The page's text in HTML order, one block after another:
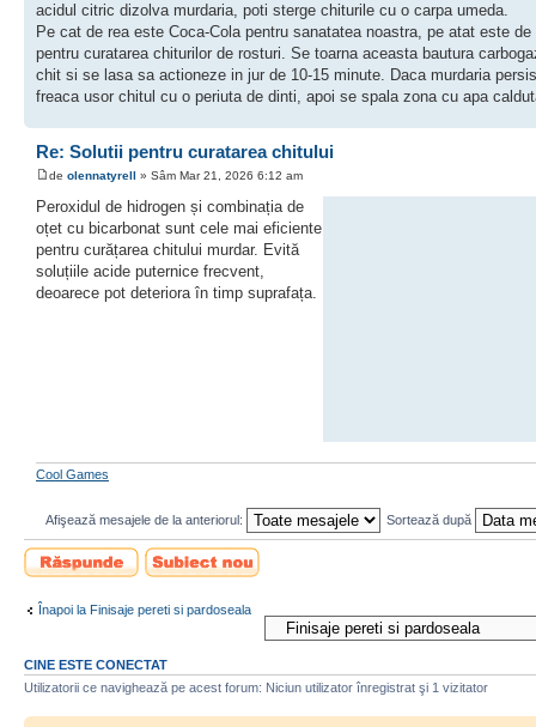
acidul citric dizolva murdaria, poti sterge chiturile cu o carpa umeda.
Pe cat de rea este Coca-Cola pentru sanatatea noastra, pe atat este de
pentru curatarea chiturilor de rosturi. Se toarna aceasta bautura
chit si se lasa sa actioneze in jur de 10-15 minute. Daca murdaria
freaca usor chitul cu o periuta de dinti, apoi se spala zona cu apa
Re: Solutii pentru curatarea chitului
de olennatyrell » Sâm Mar 21, 2026 6:12 am
Peroxidul de hidrogen și combinația de
oțet cu bicarbonat sunt cele mai eficiente
pentru curățarea chitului murdar. Evită
soluțiile acide puternice frecvent,
deoarece pot deteriora în timp suprafața.
Cool Games
Afişează mesajele de la anteriorul: Sortează după
Scrie un răspuns
Scrie un subiect
nou
Înapoi la Finisaje pereti si pardoseala
CINE ESTE CONECTAT
Utilizatorii ce navighează pe acest forum: Niciun utilizator înregistrat şi 1 vizitator